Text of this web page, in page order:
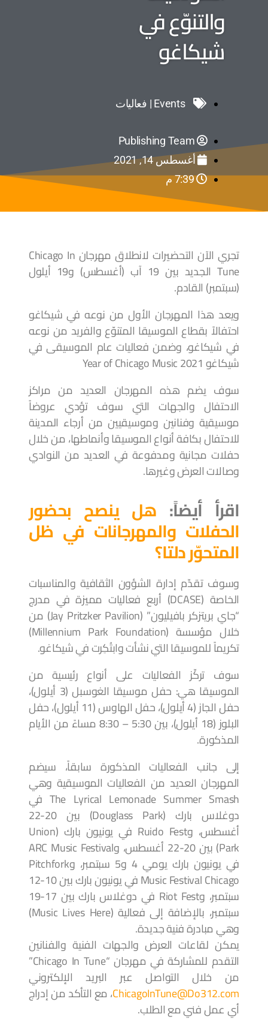
والتنوّع في
شيكاغو
Events | فعاليات
Publishing Team
أغسطس 14, 2021
7:39 م
تجري الآن التحضيرات لانطلاق مهرجان Chicago In
Tune الجديد بين 19 آب (أغسطس) و19 أيلول
(سبتمبر) القادم.
ويعد هذا المهرجان الأول من نوعه في شيكاغو
احتفالاً بقطاع الموسيقا المتنوّع والفريد من نوعه
في شيكاغو، وضمن فعاليات عام الموسيقى في
شيكاغو 2021 Year of Chicago Music
سوف يضم هذه المهرجان العديد من مراكز
الاحتفال والجهات التي سوف تؤدي عروضاً
موسيقية وفنانين وموسيقيين من أرجاء المدينة
للاحتفال بكافة أنواع الموسيقا وأنماطها، من خلال
حفلات مجانية ومدفوعة في العديد من النوادي
وصالات العرض وغيرها.
اقرأ أيضاً: هل ينصح بحضور
الحفلات والمهرجانات في ظل
المتحوّر دلتا؟
وسوف تقدّم إدارة الشؤون الثقافية والمناسبات
الخاصة (DCASE) أربع فعاليات مميزة في مدرج
“جاي بريتزكر بافيليون” (Jay Pritzker Pavilion) من
خلال مؤسسة (Millennium Park Foundation)
تكريماً للموسيقا التي نشأت وابتُكِرت في شيكاغو.
سوف تركّز الفعاليات على أنواع رئيسية من
الموسيقا هي: حفل موسيقا الغوسبل (3 أيلول)،
حفل الجاز (4 أيلول)، حفل الهاوس (11 أيلول)، حفل
البلوز (18 أيلول)، بين 5:30 – 8:30 مساءً من الأيام
المذكورة.
إلى جانب الفعاليات المذكورة سابقاً، سيضم
المهرجان العديد من الفعاليات الموسيقية وهي
The Lyrical Lemonade Summer Smash في
دوغلاس بارك (Douglass Park) بين 20-22
أغسطس، وRuido Fest في يونيون بارك (Union
Park) بين 20-22 أغسطس، وARC Music Festival
في يونيون بارك يومي 4 و5 سبتمبر، وPitchfork
Music Festival Chicago في يونيون بارك بين 10-12
سبتمبر، وRiot Fest في دوغلاس بارك بين 17-19
سبتمبر، بالإضافة إلى فعالية (Music Lives Here)
وهي مبادرة فنية جديدة.
يمكن لقاعات العرض والجهات الفنية والفنانين
التقدم للمشاركة في مهرجان “Chicago In Tune”
من خلال التواصل عبر البريد الإلكتروني
ChicagoInTune@Do312.com، مع التأكد من إدراج
أي عمل فني مع الطلب.